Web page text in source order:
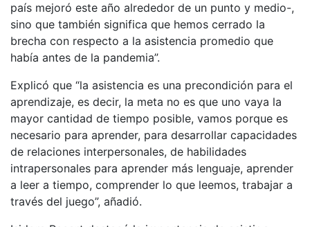
país mejoró este año alrededor de un punto y medio-,
sino que también significa que hemos cerrado la
brecha con respecto a la asistencia promedio que
había antes de la pandemia”.
Explicó que “la asistencia es una precondición para el
aprendizaje, es decir, la meta no es que uno vaya la
mayor cantidad de tiempo posible, vamos porque es
necesario para aprender, para desarrollar capacidades
de relaciones interpersonales, de habilidades
intrapersonales para aprender más lenguaje, aprender
a leer a tiempo, comprender lo que leemos, trabajar a
través del juego”, añadió.